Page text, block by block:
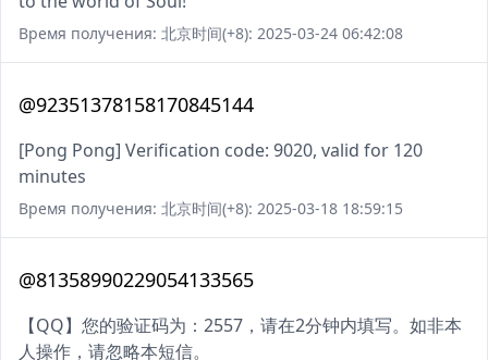
Время получения: 北京时间(+8): 2025-03-24 06:42:08
@92351378158170845144
[Pong Pong] Verification code: 9020, valid for 120
minutes
Время получения: 北京时间(+8): 2025-03-18 18:59:15
@81358990229054133565
【QQ】您的验证码为：2557，请在2分钟内填写。如非本
人操作，请忽略本短信。